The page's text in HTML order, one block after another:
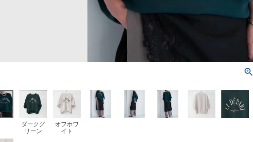
ダークグ
リーン
オフホワ
イト